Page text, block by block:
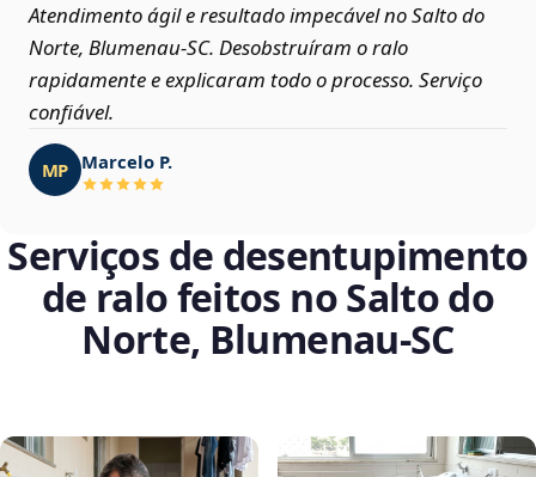
Atendimento ágil e resultado impecável no Salto do
Norte, Blumenau‑SC. Desobstruíram o ralo
rapidamente e explicaram todo o processo. Serviço
confiável.
MP Marcelo P.
Serviços de desentupimento
de ralo feitos no Salto do
Norte, Blumenau‑SC